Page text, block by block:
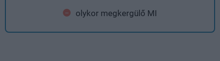
olykor megkergülő MI